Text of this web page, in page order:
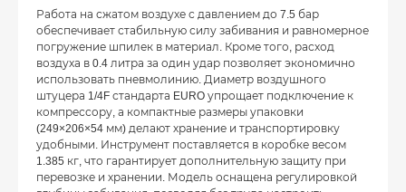
Работа на сжатом воздухе с давлением до 7.5 бар
обеспечивает стабильную силу забивания и равномерное
погружение шпилек в материал. Кроме того, расход
воздуха в 0.4 литра за один удар позволяет экономично
использовать пневмолинию. Диаметр воздушного
штуцера 1/4F стандарта EURO упрощает подключение к
компрессору, а компактные размеры упаковки
(249×206×54 мм) делают хранение и транспортировку
удобными. Инструмент поставляется в коробке весом
1.385 кг, что гарантирует дополнительную защиту при
перевозке и хранении. Модель оснащена регулировкой